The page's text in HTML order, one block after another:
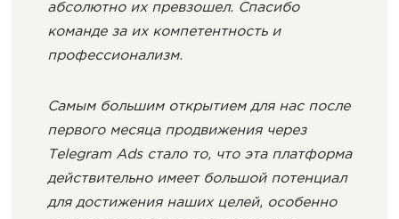
абсолютно их превзошел. Спасибо
команде за их компетентность и
профессионализм.
Самым большим открытием для нас после
первого месяца продвижения через
Telegram Ads стало то, что эта платформа
действительно имеет большой потенциал
для достижения наших целей, особенно